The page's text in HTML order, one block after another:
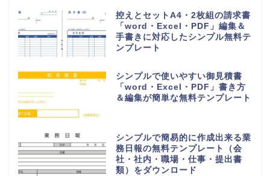
控えとセットA4・2枚組の請求書
「word・Excel・PDF」編集＆
手書きに対応したシンプル無料テ
ンプレート
シンプルで使いやすい御見積書
「word・Excel・PDF」書き方
＆編集が簡単な無料テンプレート
シンプルで簡易的に作成出来る業
務日報の無料テンプレート（会
社・社内・職場・仕事・提出書
類）をダウンロード